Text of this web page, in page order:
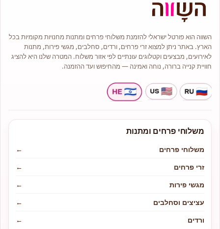
השווה הוא פורטל ישראלי להזמנת משלוחי פרחים ומתנות מחנויות מקומיות בכל
הארץ. באתר ניתן למצוא זרי פרחים, ורדים, סחלבים, מגשי פירות, מתנות
לאירועים, מבצעים וקטלוגים עונתיים לפי אזור משלוח. המטרה שלנו היא להציג
חוויית קנייה ברורה, נוחה ואמינה — מהחיפוש ועד ההזמנה.
משלוחי פרחים ומתנות
משלוחי פרחים
←
זרי פרחים
←
מגשי פירות
←
עציצים וסחלבים
←
ורדים
←